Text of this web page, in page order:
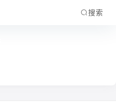
搜索